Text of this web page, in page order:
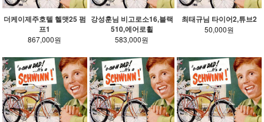
더케이제주호텔 헬맷25 펌
프1
867,000원
강성훈님 비고로소16,블랙
510,에어로휠
583,000원
최태규님 타이어2,튜브2
50,000원